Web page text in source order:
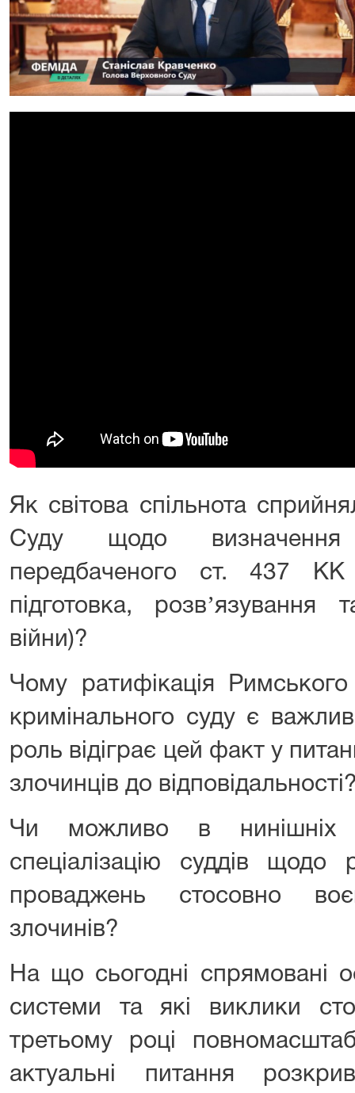
Як світова спільнота
Суду щодо визначення
передбаченого ст. 437 КК
підготовка, розвʼязування
війни)?
Чому ратифікація
кримінального суду є
роль відіграє цей факт у
злочинців до
Чи можливо в нинішніх
спеціалізацію суддів щодо
проваджень стосовно
злочинів?
На що сьогодні спрямовані
системи та які виклики
третьому році
актуальні питання